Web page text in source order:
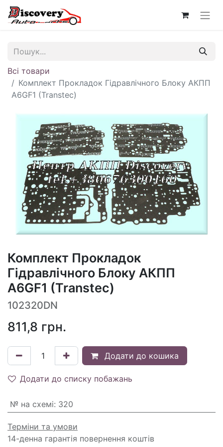
Всі товари
Комплект Прокладок Гідравлічного Блоку АКПП
A6GF1 (Transtec)
Комплект Прокладок
Гідравлічного Блоку АКПП
A6GF1 (Transtec)
102320DN
811,8 грн.
Додати до кошика
Додати до списку побажань
№ на схемі: 320
Терміни та умови
14-денна гарантія повернення коштів